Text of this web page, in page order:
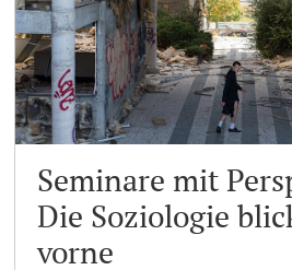
Seminare mit
Die Soziologie
vorne